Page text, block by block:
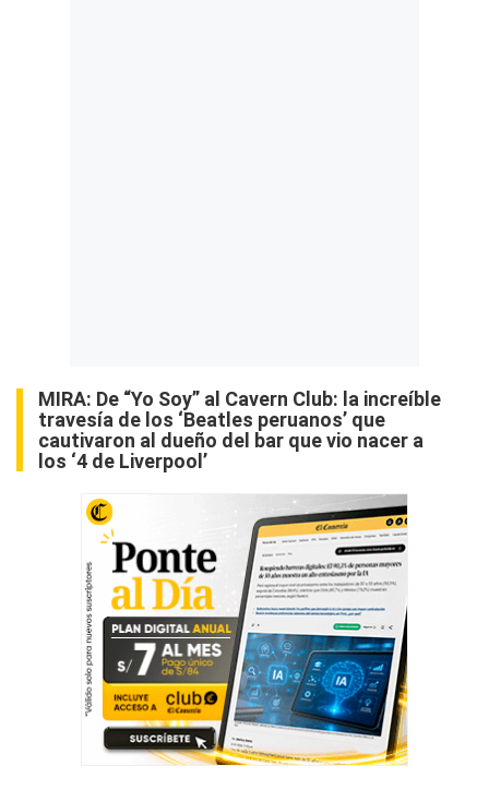
MIRA: De “Yo Soy” al Cavern Club: la increíble
travesía de los ‘Beatles peruanos’ que
cautivaron al dueño del bar que vio nacer a
los ‘4 de Liverpool’